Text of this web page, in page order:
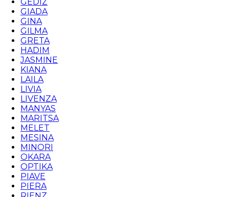
GIADA
GINA
GILMA
GRETA
HADIM
JASMINE
KIANA
LAILA
LIVIA
LIVENZA
MANYAS
MARITSA
MELET
MESINA
MINORI
OKARA
OPTIKA
PIAVE
PIERA